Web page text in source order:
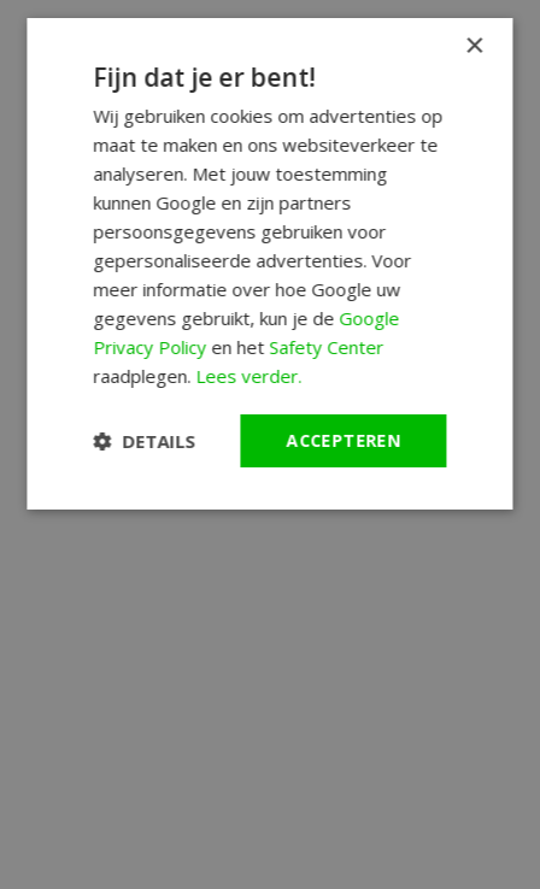
×
Fijn dat je er bent!
Wij gebruiken cookies om advertenties op
maat te maken en ons websiteverkeer te
analyseren. Met jouw toestemming
kunnen Google en zijn partners
persoonsgegevens gebruiken voor
gepersonaliseerde advertenties. Voor
meer informatie over hoe Google uw
gegevens gebruikt, kun je deGoogle
Privacy Policyen hetSafety Center
raadplegen. Lees verder.
ACCEPTEREN
DETAILS